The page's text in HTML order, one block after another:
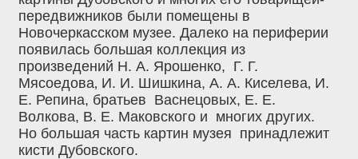
передвижников были помещены в
Новочеркасском музее. Далеко на периферии
появилась большая коллекция из
произведений Н. А. Ярошенко, Г. Г.
Мясоедова‚ И. И. Шишкина, А. А. Киселева‚ И.
Е. Репина, братьев Васнецовых, Е. Е.
Волкова, В. Е. Маковского и многих других.
Но большая часть картин музея принадлежит
кисти Дубовского.